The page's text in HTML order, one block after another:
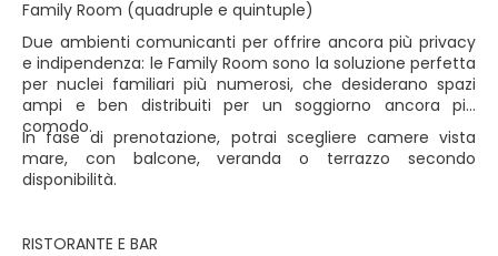
Family Room (quadruple e quintuple)
Due ambienti comunicanti per offrire ancora più privacy
e indipendenza: le Family Room sono la soluzione perfetta
per nuclei familiari più numerosi, che desiderano spazi
ampi e ben distribuiti per un soggiorno ancora più
comodo.
In fase di prenotazione, potrai scegliere camere vista
mare, con balcone, veranda o terrazzo secondo
disponibilità.
RISTORANTE E BAR